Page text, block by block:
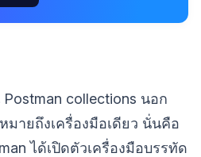
Postman collections นอก
ายถึงเครื่องมือเดียว นั่นคือ
ได้เปิดตัวเครื่องมือบรรทัด